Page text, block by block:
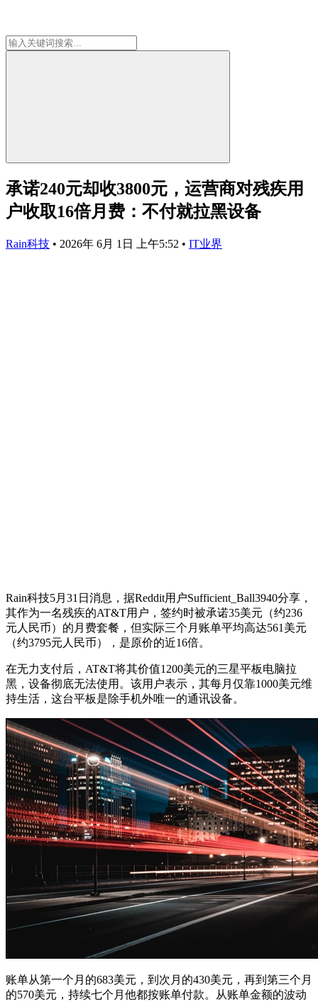
承诺240元却收3800元，运营商对残疾用
户收取16倍月费：不付就拉黑设备
Rain科技 • 2026年 6月 1日 上午5:52 • IT业界
Rain科技5月31日消息，据Reddit用户Sufficient_Ball3940分享，
其作为一名残疾的AT&T用户，签约时被承诺35美元（约236
元人民币）的月费套餐，但实际三个月账单平均高达561美元
（约3795元人民币），是原价的近16倍。
在无力支付后，AT&T将其价值1200美元的三星平板电脑拉
黑，设备彻底无法使用。该用户表示，其每月仅靠1000美元维
持生活，这台平板是除手机外唯一的通讯设备。
账单从第一个月的683美元，到次月的430美元，再到第三个月
的570美元，持续七个月他都按账单付款。从账单金额的波动